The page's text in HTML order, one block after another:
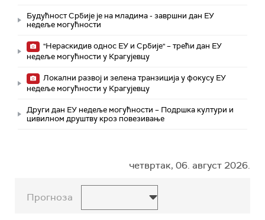
Будућност Србије је на младима - завршни дан ЕУ
недеље могућности
"Нераскидив однос ЕУ и Србије" – трећи дан ЕУ
недеље могућности у Крагујевцу
Локални развој и зелена транзиција у фокусу ЕУ
недеље могућности у Крагујевцу
Други дан ЕУ недеље могућности – Подршка култури и
цивилном друштву кроз повезивање
четвртак, 06. август 2026.
Прогноза